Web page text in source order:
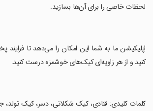
لحظات خاصی را برای آن‌ها بسازید.
‏اپلیکیشن ما به شما این امکان را می‌دهد تا
کنید و از هر زاویه‌ای کیک‌های خوشمزه درست کنید.
‏کلمات کلیدی: قنادی، کیک شکلاتی، دسر، کیک تولد،